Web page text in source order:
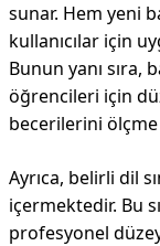
sunar. Hem yeni
kullanıcılar için
Bunun yanı sıra,
öğrencileri için
becerilerini ölçme
Ayrıca, belirli dil
içermektedir. Bu
profesyonel